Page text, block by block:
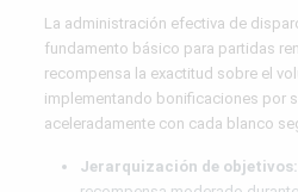
La administración efectiva de
fundamento básico para partidas
recompensa la exactitud sobre el
implementando bonificaciones por
aceleradamente con cada blanco
Jerarquización de objetivos: